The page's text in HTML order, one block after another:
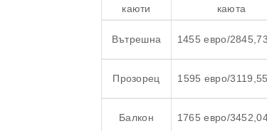
каюти
каюта
Вътрешна 1455 евро/
Прозорец 1595 евро/
Балкон 1765 евро/